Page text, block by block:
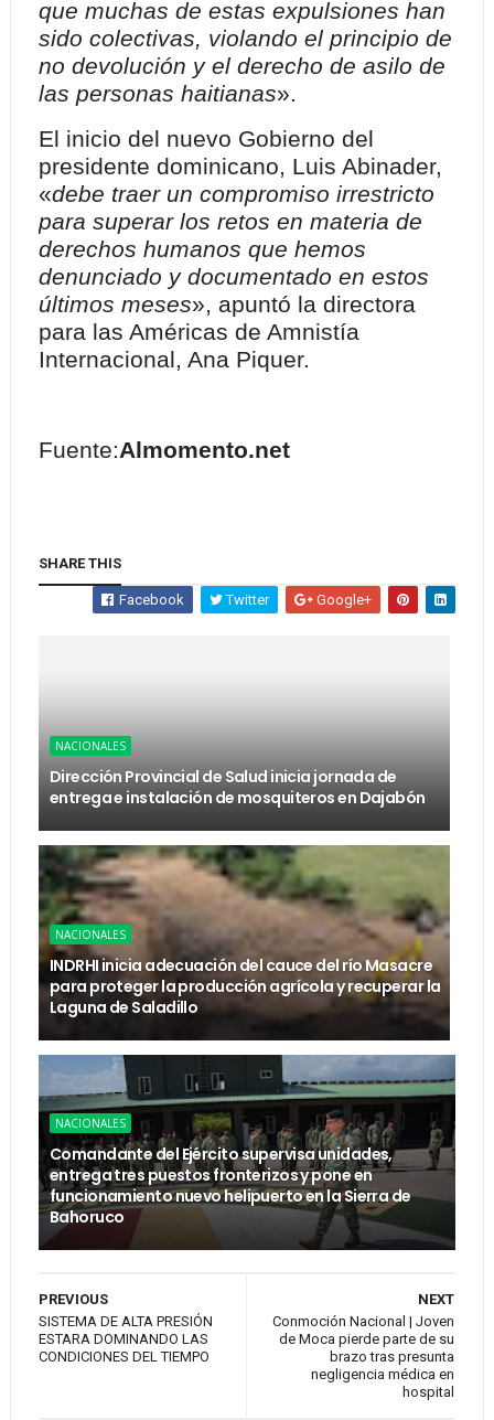
que muchas de estas expulsiones han
sido colectivas, violando el principio de
no devolución y el derecho de asilo de
las personas haitianas».
El inicio del nuevo Gobierno del
presidente dominicano, Luis Abinader,
«debe traer un compromiso irrestricto
para superar los retos en materia de
derechos humanos que hemos
denunciado y documentado en estos
últimos meses», apuntó la directora
para las Américas de Amnistía
Internacional, Ana Piquer.
Fuente:Almomento.net
SHARE THIS
Facebook Twitter Google+
NACIONALES
Dirección Provincial de Salud inicia jornada de
entrega e instalación de mosquiteros en Dajabón
NACIONALES
INDRHI inicia adecuación del cauce del río Masacre
para proteger la producción agrícola y recuperar la
Laguna de Saladillo
NACIONALES
Comandante del Ejército supervisa unidades,
entrega tres puestos fronterizos y pone en
funcionamiento nuevo helipuerto en la Sierra de
Bahoruco
NEXT
Conmoción Nacional | Joven
de Moca pierde parte de su
brazo tras presunta
negligencia médica en
hospital
PREVIOUS
SISTEMA DE ALTA PRESIÓN
ESTARA DOMINANDO LAS
CONDICIONES DEL TIEMPO